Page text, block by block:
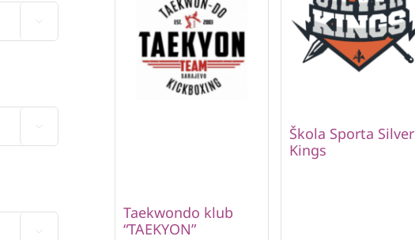
Taekwondo klub
“TAEKYON”
Škola Sporta Silver
Kings